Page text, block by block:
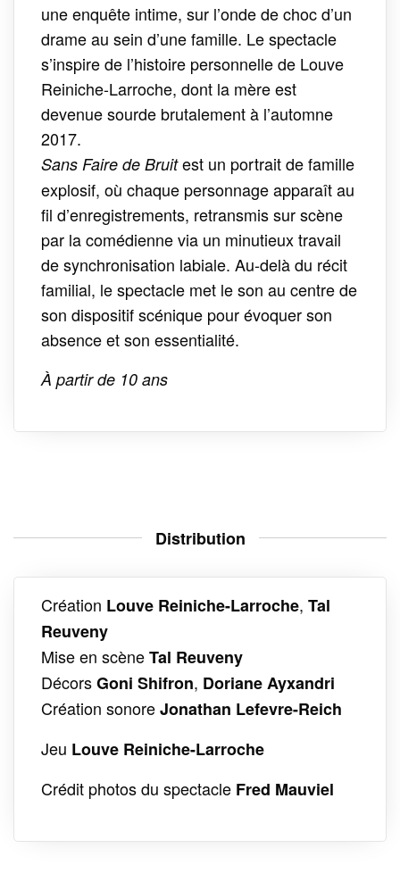
une enquête intime, sur l’onde de choc d’un
drame au sein d’une famille. Le spectacle
s’inspire de l’histoire personnelle de Louve
Reiniche-Larroche, dont la mère est
devenue sourde brutalement à l’automne
2017.
Sans Faire de Bruitest un portrait de famille
explosif, où chaque personnage apparaît au
fil d’enregistrements, retransmis sur scène
par la comédienne via un minutieux travail
de synchronisation labiale. Au-delà du récit
familial, le spectacle met le son au centre de
son dispositif scénique pour évoquer son
absence et son essentialité.
À partir de 10 ans
Distribution
Création Louve Reiniche-Larroche,Tal
Reuveny
Mise en scèneTal Reuveny
DécorsGoni Shifron, Doriane Ayxandri
Création sonoreJonathan Lefevre-Reich
Jeu Louve Reiniche-Larroche
Crédit photos du spectacle Fred Mauviel